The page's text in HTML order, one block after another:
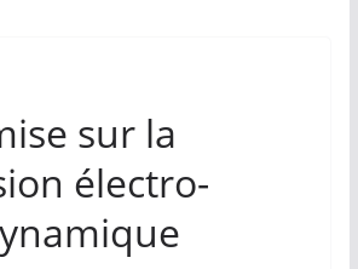
sur la
électro-